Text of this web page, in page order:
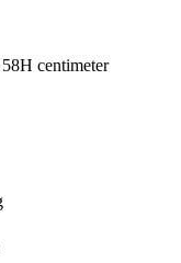
centimeter